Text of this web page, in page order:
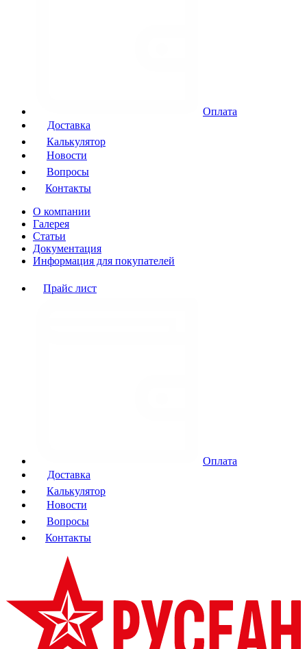
Оплата
Доставка
Калькулятор
Новости
Вопросы
Контакты
О компании
Галерея
Статьи
Документация
Информация для покупателей
Прайс лист
Оплата
Доставка
Калькулятор
Новости
Вопросы
Контакты